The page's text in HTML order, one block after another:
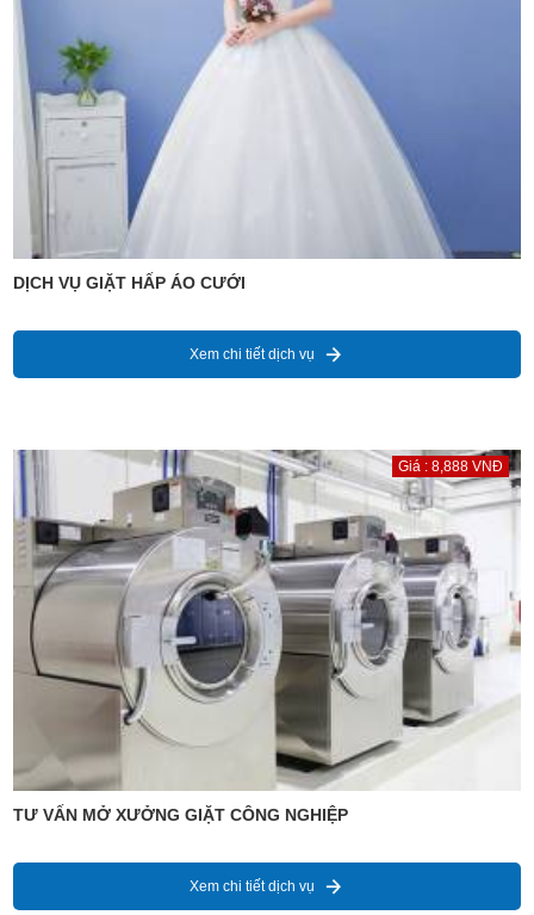
DỊCH VỤ GIẶT HẤP ÁO CƯỚI
Xem chi tiết dịch vụ
Giá : 8,888 VNĐ
TƯ VẤN MỞ XƯỞNG GIẶT CÔNG NGHIỆP
Xem chi tiết dịch vụ